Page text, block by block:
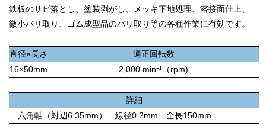
鉄板のサビ落とし、塗装剥がし、メッキ下地処理、溶接面仕上、
微小バリ取り、ゴム成型品のバリ取り等の各種作業に有効です。
直径×長さ
適正回転数
16×50mm
2,000 min⁻¹（rpm)
詳細
六角軸（対辺6.35mm） 線径0.2mm 全長150mm